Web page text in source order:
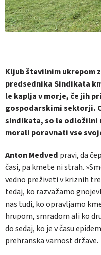
Kljub številnim ukrepom
predsednika Sindikata
le kaplja v morje, če jih
gospodarskimi sektorji.
sindikata, so le odložilni
morali poravnati vse
Anton Medved pravi, da
časi, pa kmete ni strah.
vedno preživeti v kriznih
tedaj, ko razvažamo
nas tudi, ko opravljamo
hrupom, smradom ali ko
do sedaj, ko je v času
prehranska varnost države.